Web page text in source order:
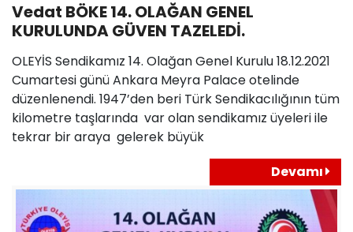
Vedat BÖKE 14. OLAĞAN GENEL
KURULUNDA GÜVEN TAZELEDİ.
OLEYİS Sendikamız 14. Olağan Genel Kurulu 18.12.2021
Cumartesi günü Ankara Meyra Palace otelinde
düzenlenendi. 1947’den beri Türk Sendikacılığının tüm
kilometre taşlarında var olan sendikamız üyeleri ile
tekrar bir araya gelerek büyük
Devamı